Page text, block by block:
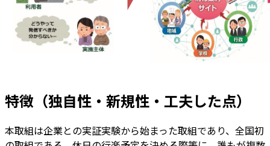
特徴（独自性・新規性・工夫した点）
本取組は企業との実証実験から始まった取組であり、全国初